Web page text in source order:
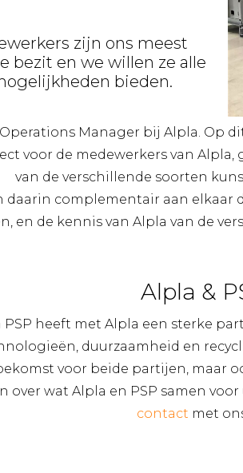
zijn ons meest
bezit en we willen ze alle
bieden.
Manager bij Alpla. Op
voor de medewerkers van
van de verschillende soorten
daarin complementair aan elkaar
en de kennis van Alpla van de
Alpla &
PSP heeft met Alpla een sterke
duurzaamheid en
voor beide partijen, maar
over wat Alpla en PSP samen
contact met